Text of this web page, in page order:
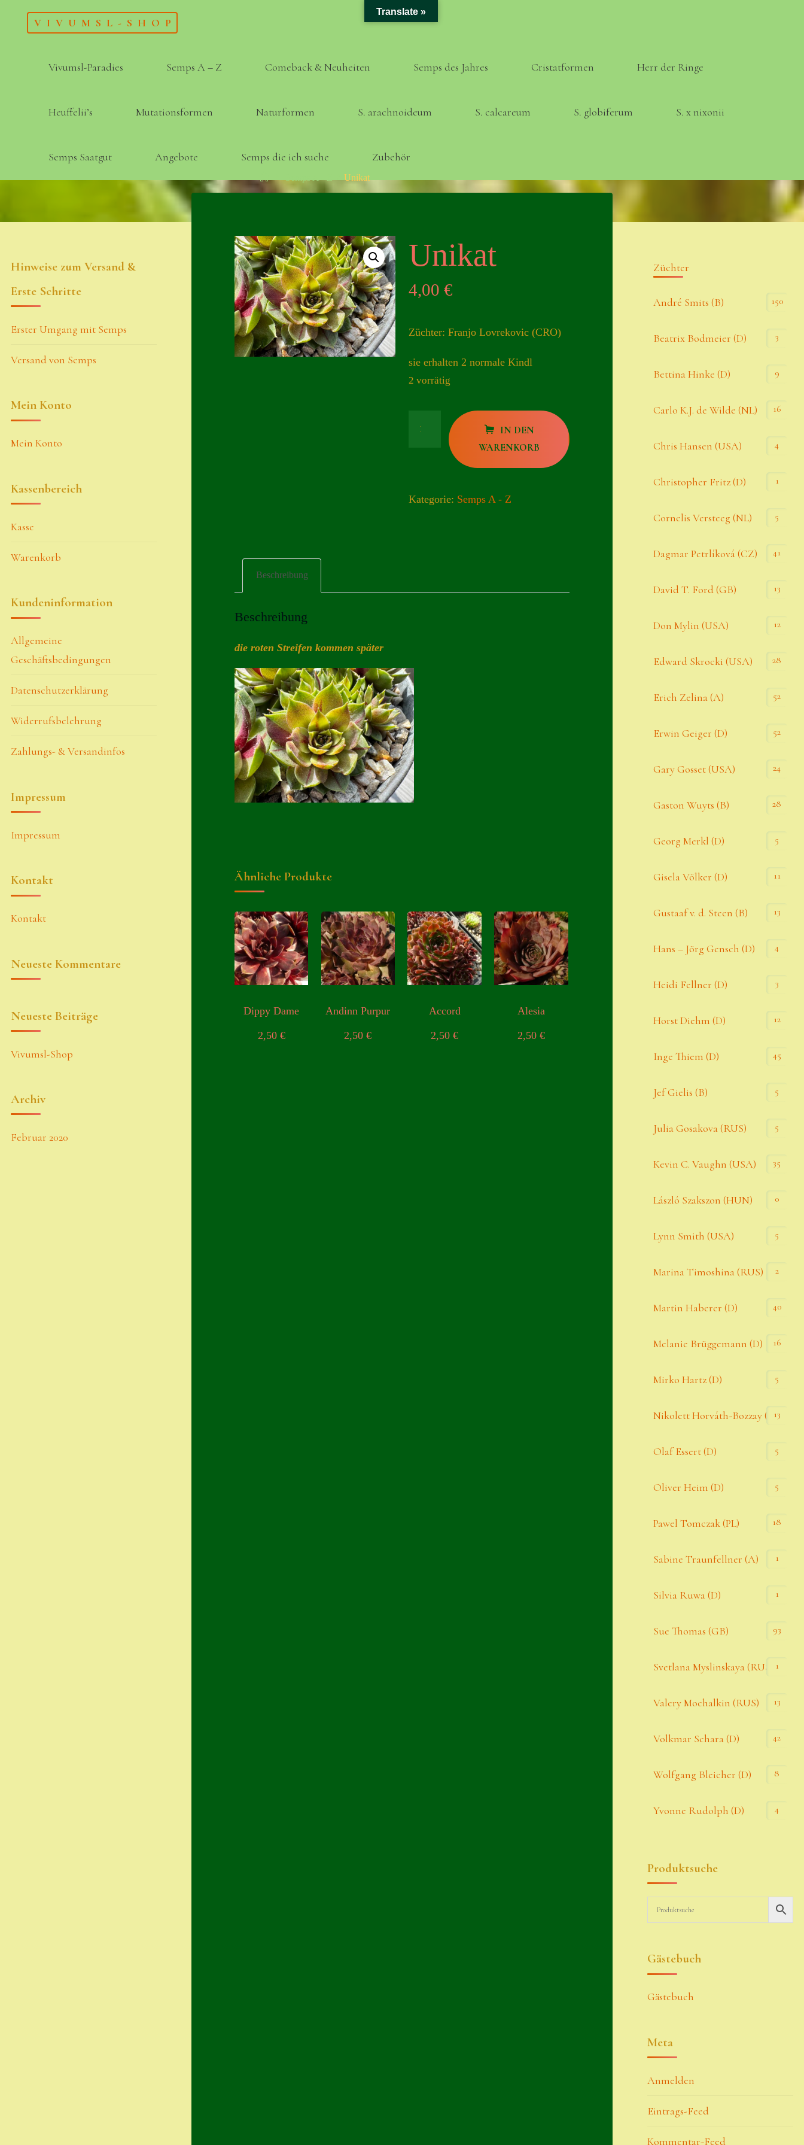
VIVUMSL-SHOP
Vivumsl-Paradies Semps A – Z Comeback & Neuheiten Semps des Jahres Cristatformen Herr der Ringe
Heuffelii’s Mutationsformen Naturformen S. arachnoideum S. calcareum S. globiferum S. x nixonii
Semps Saatgut Angebote Semps die ich suche Zubehör
Seiten
Suche
Sue Thomas
Translator
Versand von Semps
Warenkorb
Semps A - Z Unikat
Unikat
4,00€
Züchter: Franjo Lovrekovic (CRO)
sie erhalten 2 normale Kindl
2 vorrätig
IN DEN
WARENKORB
Kategorie: Semps A - Z
Beschreibung
Beschreibung
die roten Streifen kommen später
Ähnliche Produkte
Dippy Dame
2,50 €
Andinn Purpur
2,50€
Accord
2,50€
Alesia
2,50 €
Hinweise zum Versand &
Erste Schritte
Erster Umgang mit Semps
Versand von Semps
Mein Konto
Mein Konto
Kassenbereich
Kasse
Warenkorb
Kundeninformation
Allgemeine
Geschäftsbedingungen
Datenschutzerklärung
Widerrufsbelehrung
Zahlungs- & Versandinfos
Impressum
Impressum
Kontakt
Kontakt
Neueste Kommentare
Neueste Beiträge
Vivumsl-Shop
Archiv
Februar 2020
Züchter
André Smits (B) 150
Beatrix Bodmeier (D) 3
Bettina Hinke (D) 9
Carlo K.J. de Wilde (NL) 16
Chris Hansen (USA) 4
Christopher Fritz (D) 1
Cornelis Versteeg (NL) 5
Dagmar Petrlíková (CZ) 41
David T. Ford (GB) 13
Don Mylin (USA) 12
Edward Skrocki (USA) 28
Erich Zelina (A) 52
Erwin Geiger (D) 52
Gary Gosset (USA) 24
Gaston Wuyts (B) 28
Georg Merkl (D) 5
Gisela Völker (D) 11
Gustaaf v. d. Steen (B) 13
Hans – Jörg Gensch (D) 4
Heidi Fellner (D) 3
Horst Diehm (D) 12
Inge Thiem (D) 45
Jef Gielis (B) 5
Julia Gosakova (RUS) 5
Kevin C. Vaughn (USA) 35
László Szakszon (HUN) 0
Lynn Smith (USA) 5
Marina Timoshina (RUS) 2
Martin Haberer (D) 40
Melanie Brüggemann (D) 16
Mirko Hartz (D) 5
Nikolett Horváth-Bozzay (A)13
Olaf Essert (D) 5
Oliver Heim (D) 5
Pawel Tomczak (PL) 18
Sabine Traunfellner (A) 1
Silvia Ruwa (D) 1
Sue Thomas (GB) 93
Svetlana Myslinskaya (RUS) 1
Valery Mochalkin (RUS) 13
Volkmar Schara (D) 42
Wolfgang Bleicher (D) 8
Yvonne Rudolph (D) 4
Produktsuche
Gästebuch
Gästebuch
Meta
Anmelden
Eintrags-Feed
Kommentar-Feed
Translate »